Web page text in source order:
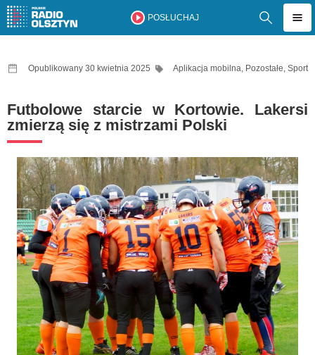
POSŁUCHAJ
Opublikowany 30 kwietnia 2025 Aplikacja mobilna, Pozostałe, Sport
Futbolowe starcie w Kortowie. Lakersi
zmierzą się z mistrzami Polski